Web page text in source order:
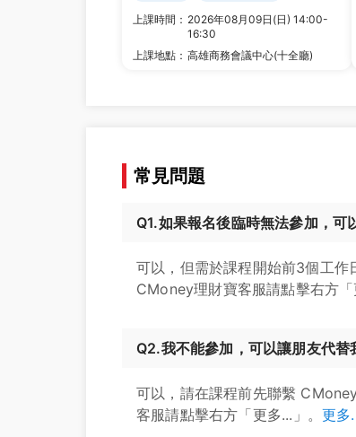
上課時間： 2026年08月09日(日) 14:00-
16:30
上課地點： 高雄商務會議中心(十全廳)
常見問題
Q1.如果報名後臨時無法參加，可
可以，但需於課程開始前3個工作
CMoney理財寶客服請點擊右方「
Q2.我不能參加，可以讓朋友代替
可以，請在課程前先聯繫
客服請點擊右方「更多...」。 更多